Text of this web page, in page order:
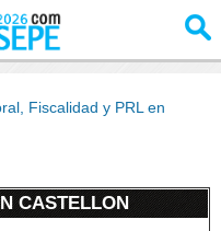
Fiscalidad y PRL en
CASTELLON